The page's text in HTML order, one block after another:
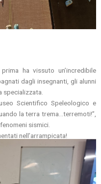
ha vissuto un’incredibile
dagli insegnanti, gli alunni
specializzata.
Scientifico Speleologico e
la terra trema…terremoti!”,
sismici.
nell’arrampicata!